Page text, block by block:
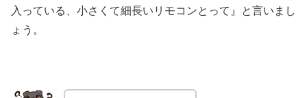
入っている、小さくて細長いリモコンとって』と言いまし
ょう。